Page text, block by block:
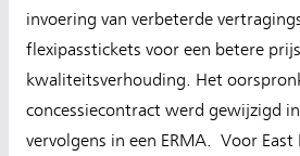
invoering van verbeterde
flexipasstickets voor een betere
kwaliteitsverhouding. Het
concessiecontract werd gewijzigd
vervolgens in een ERMA. Voor